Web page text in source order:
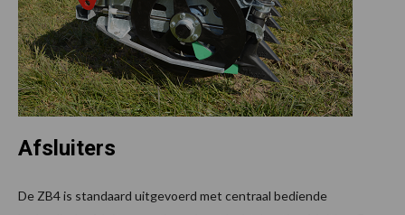
Afsluiters
De ZB4 is standaard uitgevoerd met centraal bediende